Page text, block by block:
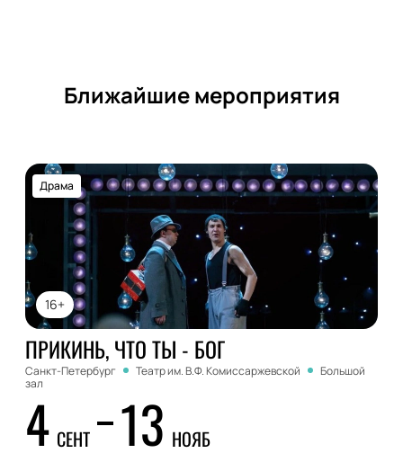
Ближайшие мероприятия
16+
Драма
ПРИКИНЬ, ЧТО ТЫ - БОГ
Санкт-Петербург Театр им. В.Ф. Комиссаржевской
Большой
зал
4 СЕНТ 13 НОЯБ